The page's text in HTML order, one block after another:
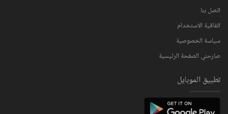
اتصل بنا
اتفاقية الاستخدام
سياسة الخصوصية
صارحني الصفحة الرئيسية
تطبيق الموبايل